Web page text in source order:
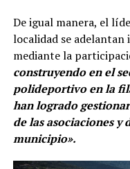
De igual manera, el
localidad se
mediante la
construyendo en el
polideportivo en la
han logrado
de las asociaciones y
municipio».